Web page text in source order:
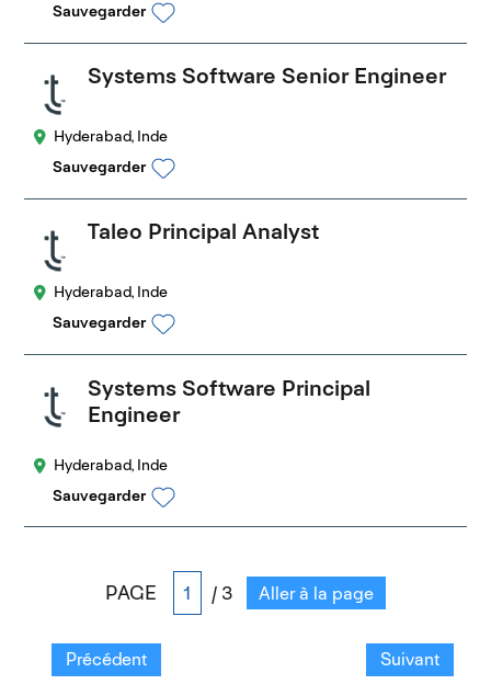
Sauvegarder
Systems Software Senior Engineer
Hyderabad, Inde
Sauvegarder
Taleo Principal Analyst
Hyderabad, Inde
Sauvegarder
Systems Software Principal
Engineer
Hyderabad, Inde
Sauvegarder
PAGE / 3 Aller à la page
Précédent Suivant